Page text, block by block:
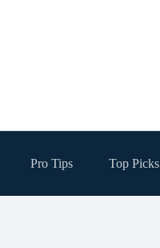
Pro Tips Top Picks